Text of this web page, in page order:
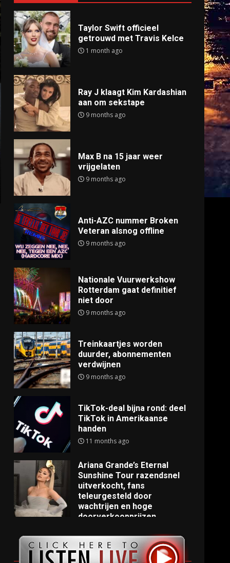
Taylor Swift officieel
getrouwd met Travis Kelce
1 month ago
Ray J klaagt Kim Kardashian
aan om sekstape
9 months ago
Max B na 15 jaar weer
vrijgelaten
9 months ago
Anti-AZC nummer Broken
Veteran alsnog offline
9 months ago
Nationale Vuurwerkshow
Rotterdam gaat definitief
niet door
9 months ago
Treinkaartjes worden
duurder, abonnementen
verdwijnen
9 months ago
TikTok-deal bijna rond: deel
TikTok in Amerikaanse
handen
11 months ago
Ariana Grande’s Eternal
Sunshine Tour razendsnel
uitverkocht, fans
teleurgesteld door
wachtrijen en hoge
doorverkoopprijzen